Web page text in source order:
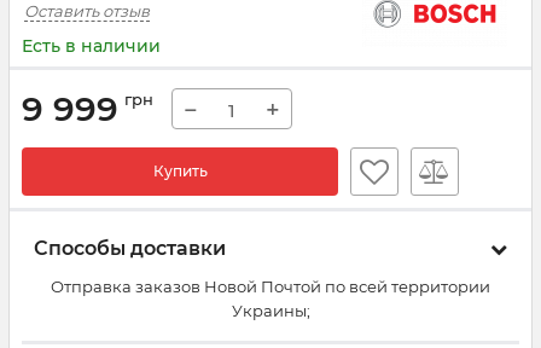
Оставить отзыв
Есть в наличии
9 999 грн − +
Купить
Способы доставки
Отправка заказов Новой Почтой по всей территории
Украины;